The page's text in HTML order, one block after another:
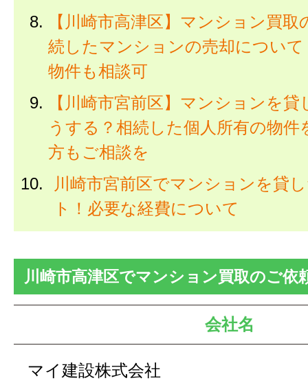
【川崎市高津区】マンション買
続したマンションの売却につい
物件も相談可
【川崎市宮前区】マンションを
うする？相続した個人所有の物件
方もご相談を
川崎市宮前区でマンションを貸
ト！必要な経費について
川崎市高津区でマンション買取のご依
会社名
マイ建設株式会社